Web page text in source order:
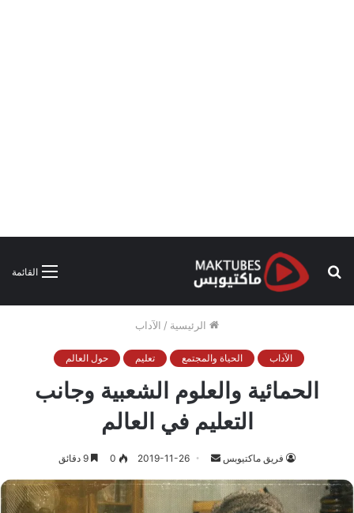
القائمة
بحث
الرئيسية / الآداب
الآداب الحياة والمجتمع تعليم حول العالم
الحمائية والعلوم الشعبية وجانب
التعليم في العالم
فريق ماكتيوبس
أرسل
إلكترونيا
2019-11-26
0